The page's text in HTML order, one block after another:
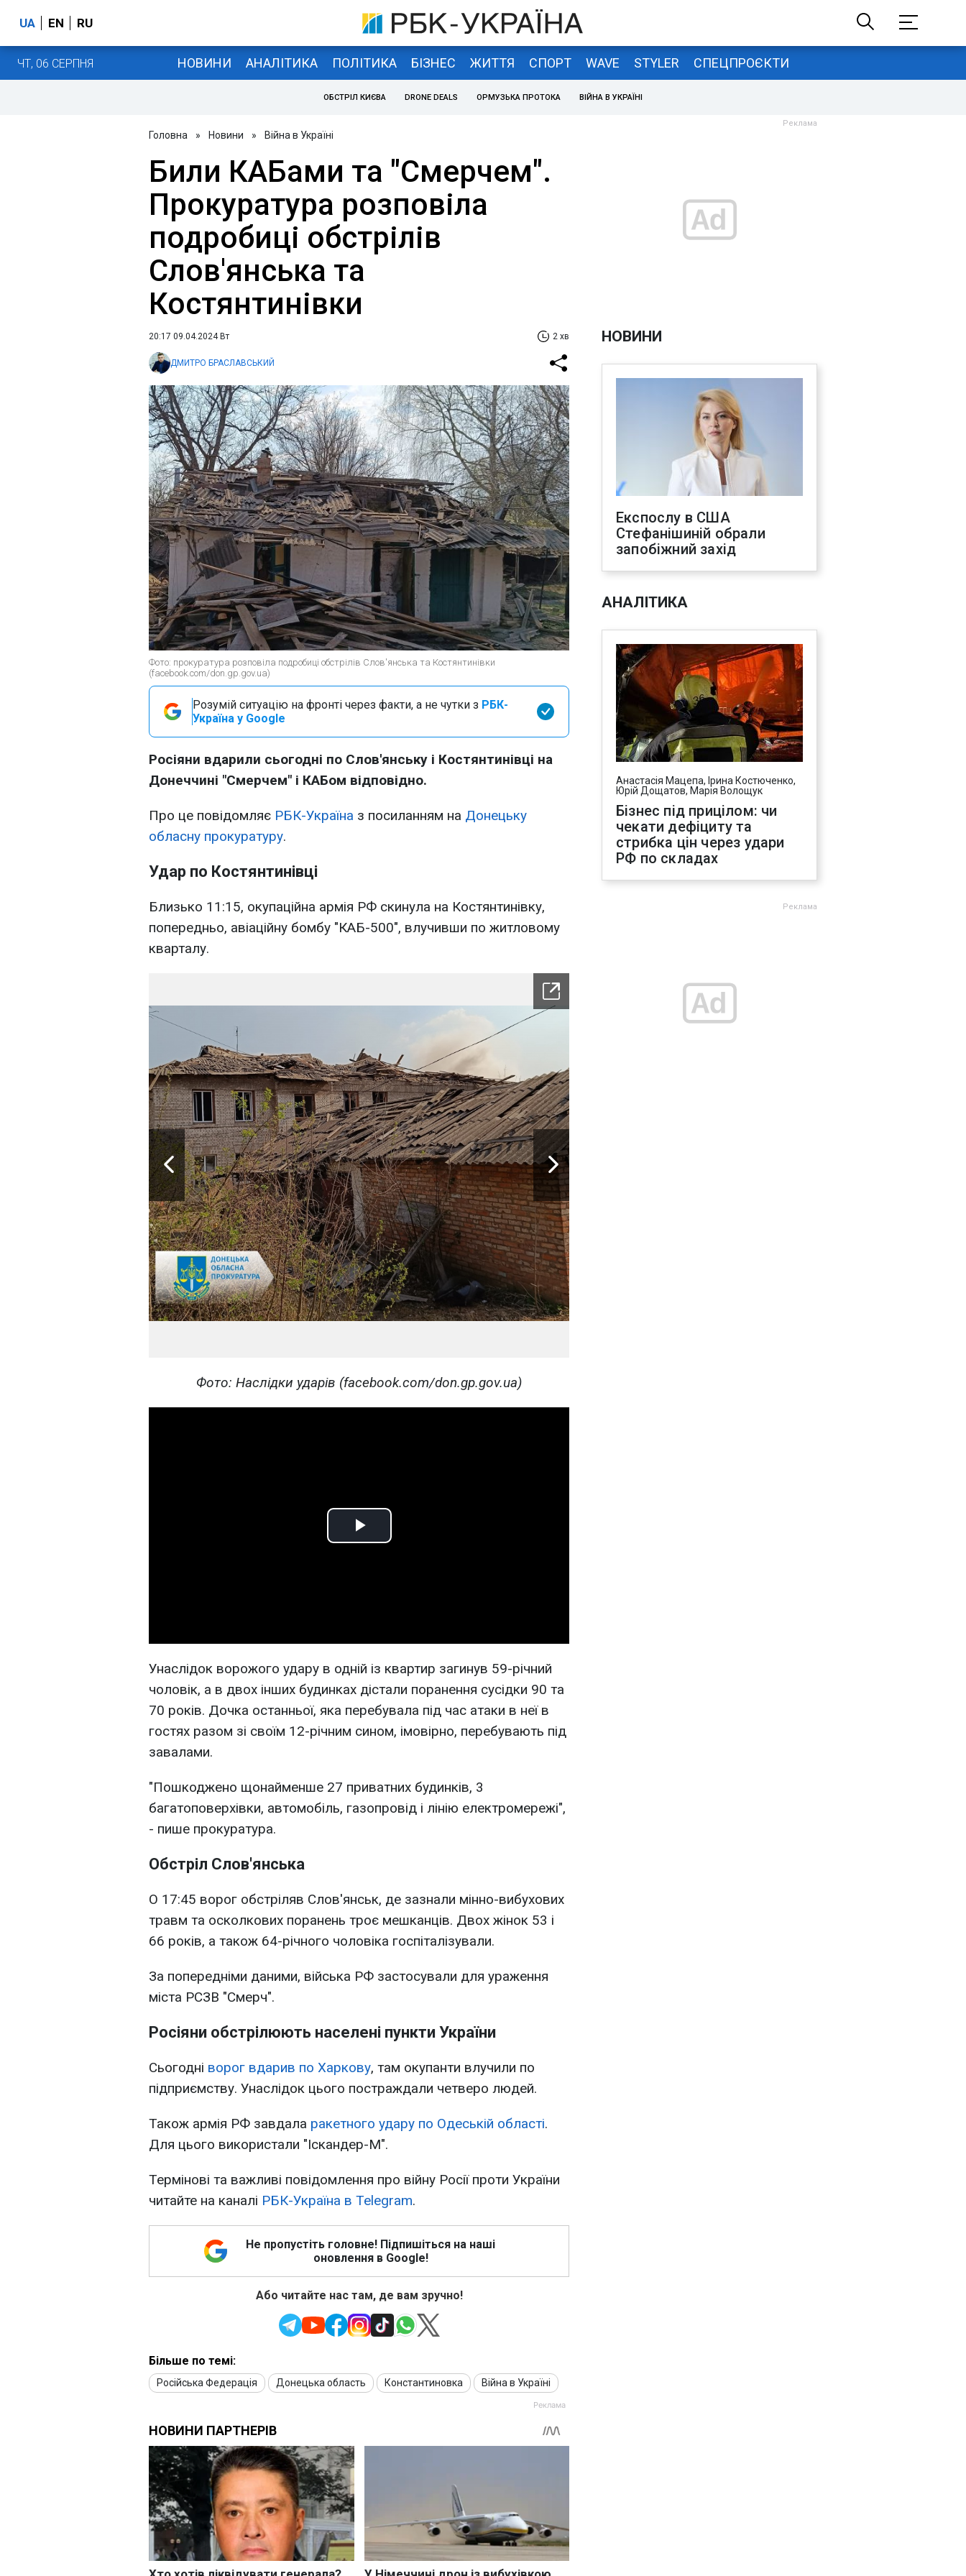
UA EN RU
ЧТ, 06 СЕРПНЯ НОВИНИ АНАЛІТИКА ПОЛІТИКА БІЗНЕС ЖИТТЯ СПОРТ WAVE STYLER СПЕЦПРОЄКТИ
ОБСТРІЛ КИЄВА DRONE DEALS ОРМУЗЬКА ПРОТОКА ВІЙНА В УКРАЇНІ
Головна » Новини » Війна в Україні
Били КАБами та "Смерчем".
Прокуратура розповіла
подробиці обстрілів
Слов'янська та
Костянтинівки
20:17 09.04.2024 Вт 2 хв
ДМИТРО БРАСЛАВСЬКИЙ
Фото: прокуратура розповіла подробиці обстрілів Слов'янська та Костянтинівки
(facebook.com/don.gp.gov.ua)
Розумій ситуацію на фронті через факти, а не чутки з РБК-
Україна у Google
Росіяни вдарили сьогодні по Слов'янську і Костянтинівці на
Донеччині "Смерчем" і КАБом відповідно.
Про це повідомляє РБК-Україна з посиланням на Донецьку
обласну прокуратуру.
Удар по Костянтинівці
Близько 11:15, окупаційна армія РФ скинула на Костянтинівку,
попередньо, авіаційну бомбу "КАБ-500", влучивши по житловому
кварталу.
Фото: Наслідки ударів (facebook.com/don.gp.gov.ua)
Play
Унаслідок ворожого удару в одній із квартир загинув 59-річний
чоловік, а в двох інших будинках дістали поранення сусідки 90 та
70 років. Дочка останньої, яка перебувала під час атаки в неї в
гостях разом зі своїм 12-річним сином, імовірно, перебувають під
завалами.
"Пошкоджено щонайменше 27 приватних будинків, 3
багатоповерхівки, автомобіль, газопровід і лінію електромережі",
- пише прокуратура.
Обстріл Слов'янська
О 17:45 ворог обстріляв Слов'янськ, де зазнали мінно-вибухових
травм та осколкових поранень троє мешканців. Двох жінок 53 і
66 років, а також 64-річного чоловіка госпіталізували.
За попередніми даними, війська РФ застосували для ураження
міста РСЗВ "Смерч".
Росіяни обстрілюють населені пункти України
Сьогодні ворог вдарив по Харкову, там окупанти влучили по
підприємству. Унаслідок цього постраждали четверо людей.
Також армія РФ завдала ракетного удару по Одеській області.
Для цього використали "Іскандер-М".
Термінові та важливі повідомлення про війну Росії проти України
читайте на каналі РБК-Україна в Telegram.
Не пропустіть головне! Підпишіться на наші
оновлення в Google!
Або читайте нас там, де вам зручно!
Більше по темі:
Російська Федерація Донецька область Константиновка Війна в Україні
НОВИНИ
Експослу в США
Стефанішиній обрали
запобіжний захід
АНАЛІТИКА
Анастасія Мацепа, Ірина Костюченко,
Юрій Дощатов, Марія Волощук
Бізнес під прицілом: чи
чекати дефіциту та
стрибка цін через удари
РФ по складах